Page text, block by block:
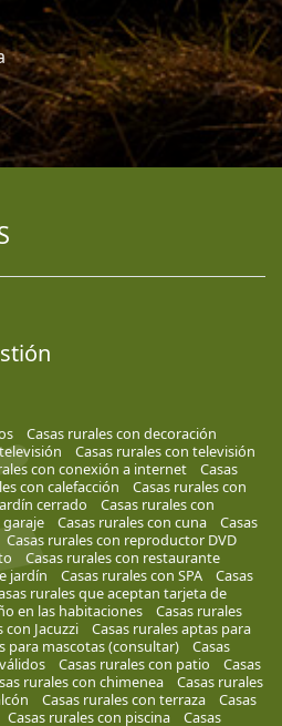
Casas rurales con decoración
Casas rurales con televisión
con conexión a internet
Casas
con calefacción
Casas rurales con
cerrado
Casas rurales con
garaje Casas rurales con cuna
Casas
Casas rurales con reproductor DVD
Casas rurales con restaurante
jardín
Casas rurales con SPA
Casas
rurales que aceptan tarjeta de
en las habitaciones
Casas rurales
con Jacuzzi
Casas rurales aptas para
para mascotas (consultar)
Casas
Casas rurales con patio
Casas
rurales con chimenea
Casas rurales
Casas rurales con terraza
Casas
Casas rurales con piscina
Casas